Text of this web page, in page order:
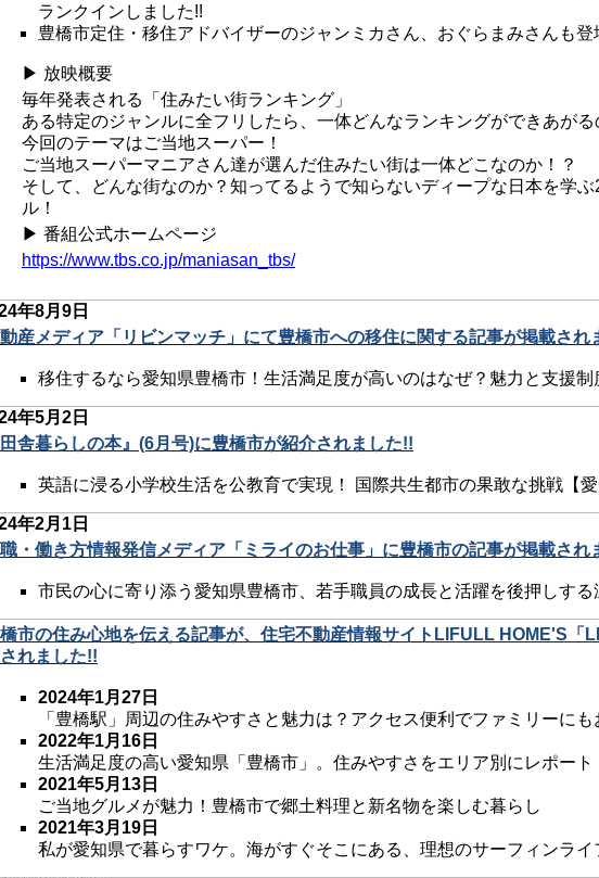
ランクインしました!!
豊橋市定住・移住アドバイザーのジャンミカさん、おぐらまみさんも登
▶ 放映概要
毎年発表される「住みたい街ランキング」
ある特定のジャンルに全フリしたら、一体どんなランキングができあがる
今回のテーマはご当地スーパー！
ご当地スーパーマニアさん達が選んだ住みたい街は一体どこなのか！？
そして、どんな街なのか？知ってるようで知らないディープな日本を学ぶ
ル！
▶ 番組公式ホームページ
https://www.tbs.co.jp/maniasan_tbs/
年8月9日
産メディア「リビンマッチ」にて豊橋市への移住に関する記事が掲載され
移住するなら愛知県豊橋市！生活満足度が高いのはなぜ？魅力と支援制
年5月2日
田舎暮らしの本』(6月号)に豊橋市が紹介されました!!
英語に浸る小学校生活を公教育で実現！ 国際共生都市の果敢な挑戦【愛
年2月1日
・働き方情報発信メディア「ミライのお仕事」に豊橋市の記事が掲載され
市民の心に寄り添う愛知県豊橋市、若手職員の成長と活躍を後押しする
市の住み心地を伝える記事が、住宅不動産情報サイトLIFULL HOME'S「
れました!!
2024年1月27日
「豊橋駅」周辺の住みやすさと魅力は？アクセス便利でファミリーにも
2022年1月16日
生活満足度の高い愛知県「豊橋市」。住みやすさをエリア別にレポート
2021年5月13日
ご当地グルメが魅力！豊橋市で郷土料理と新名物を楽しむ暮らし
2021年3月19日
私が愛知県で暮らすワケ。海がすぐそこにある、理想のサーフィンライ